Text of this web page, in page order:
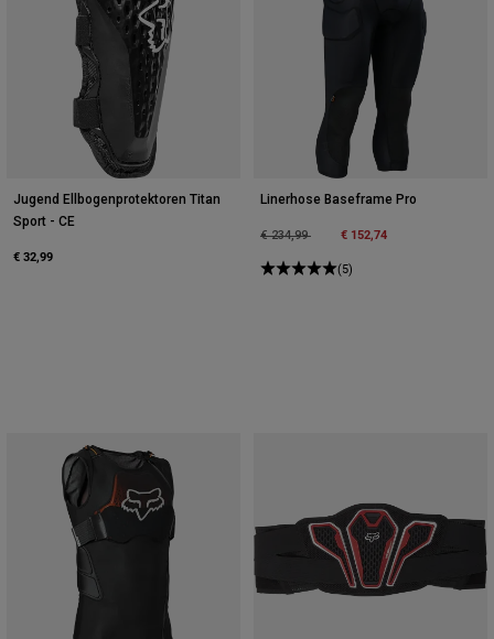
Jugend Ellbogenprotektoren Titan
Sport - CE
€ 32,99
Linerhose Baseframe Pro
Price reduced from
€ 234,99to € 152,74
(5)